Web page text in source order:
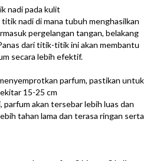
nadi pada kulit
nadi di mana tubuh menghasilkan
pergelangan tangan, belakang
dari titik-titik ini akan membantu
secara lebih efektif.
parfum, pastikan untuk
15-25 cm
parfum akan tersebar lebih luas dan
tahan lama dan terasa ringan serta